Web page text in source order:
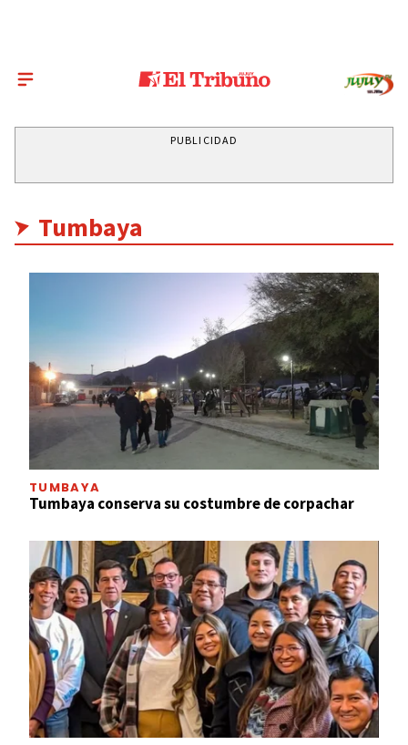
PUBLICIDAD
Tumbaya
TUMBAYA
Tumbaya conserva su costumbre de corpachar